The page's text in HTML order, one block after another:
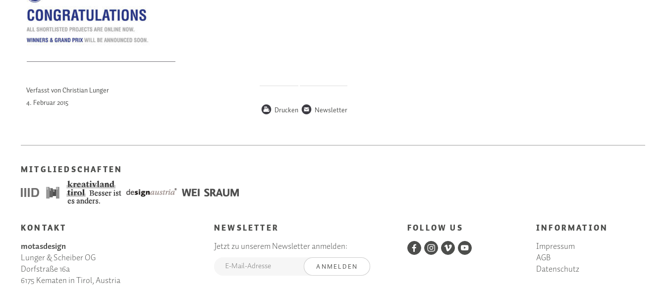
Verfasst von Christian Lunger
4. Februar2015 P Drucken n Newsletter
MITGLIEDSCHAFTEN
KONTAKT
motasdesign
Lunger & Scheiber OG
Dorfstraße 16a
6175 Kematen in Tirol, Austria
NEWSLETTER
Jetzt zu unserem Newsletter anmelden:
ANMELDEN
FOLLOW US INFORMATION
Impressum
AGB
Datenschutz